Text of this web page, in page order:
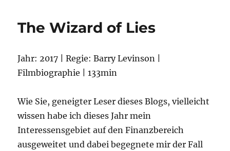
The Wizard of Lies
Jahr: 2017 | Regie: Barry Levinson |
Filmbiographie | 133min
Wie Sie, geneigter Leser dieses Blogs, vielleicht
wissen habe ich dieses Jahr mein
Interessensgebiet auf den Finanzbereich
ausgeweitet und dabei begegnete mir der Fall